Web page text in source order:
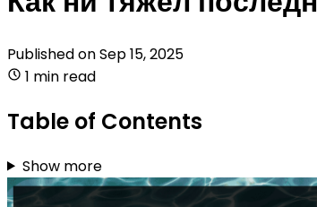
Published onSep 15, 2025
1 min read
Table of Contents
Show more